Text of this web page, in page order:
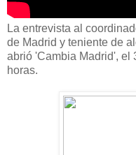
La entrevista al
de Madrid y teniente de
abrió 'Cambia Madrid', el
horas.